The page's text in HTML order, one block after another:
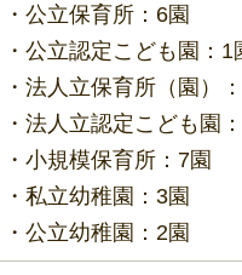
・公立保育所：6園
・公立認定こども園：1
・法人立保育所（園）
・法人立認定こども園
・小規模保育所：7園
・私立幼稚園：3園
・公立幼稚園：2園